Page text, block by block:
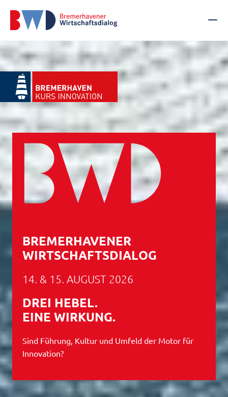
BREMERHAVENER
WIRTSCHAFTSDIALOG
14. & 15. AUGUST 2026
DREI HEBEL.
EINE WIRKUNG.
Sind Führung, Kultur und Umfeld der Motor für
Innovation?